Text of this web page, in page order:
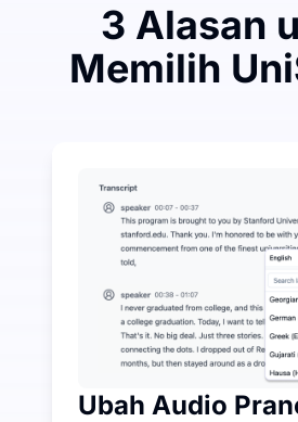
3 Alasan
Memilih
UniScribe menawarkan 120
Lebih Banyak Fitur AI
Secara otomatis
Ubah Audio